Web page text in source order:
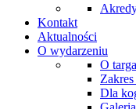
Kontakt
Aktualności
O wydarzeniu
O
Dla